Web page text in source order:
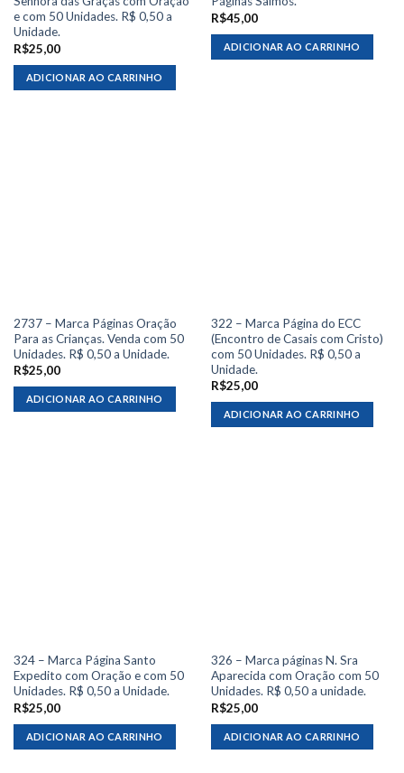
e com 50 Unidades. R$ 0,50 a
Unidade.
R$25,00
ADICIONAR AO CARRINHO
R$45,00
ADICIONAR AO CARRINHO
2737 – Marca Páginas Oração
Para as Crianças. Venda com 50
Unidades. R$ 0,50 a Unidade.
R$25,00
ADICIONAR AO CARRINHO
322 – Marca Página do ECC
(Encontro de Casais com Cristo)
com 50 Unidades. R$ 0,50 a
Unidade.
R$25,00
ADICIONAR AO CARRINHO
324 – Marca Página Santo
Expedito com Oração e com 50
Unidades. R$ 0,50 a Unidade.
R$25,00
ADICIONAR AO CARRINHO
326 – Marca páginas N. Sra
Aparecida com Oração com 50
Unidades. R$ 0,50 a unidade.
R$25,00
ADICIONAR AO CARRINHO